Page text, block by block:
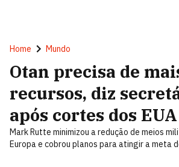
Home Mundo
Otan precisa de
recursos, diz
após cortes dos EUA
Mark Rutte minimizou a redução de meios
Europa e cobrou planos para atingir a meta